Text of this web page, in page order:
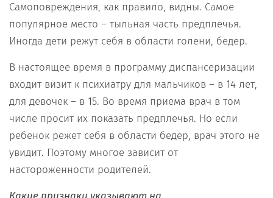
Самоповреждения, как правило, видны. Самое
популярное место – тыльная часть предплечья.
Иногда дети режут себя в области голени, бедер.
В настоящее время в программу диспансеризации
входит визит к психиатру для мальчиков – в 14 лет,
для девочек – в 15. Во время приема врач в том
числе просит их показать предплечья. Но если
ребенок режет себя в области бедер, врач этого не
увидит. Поэтому многое зависит от
настороженности родителей.